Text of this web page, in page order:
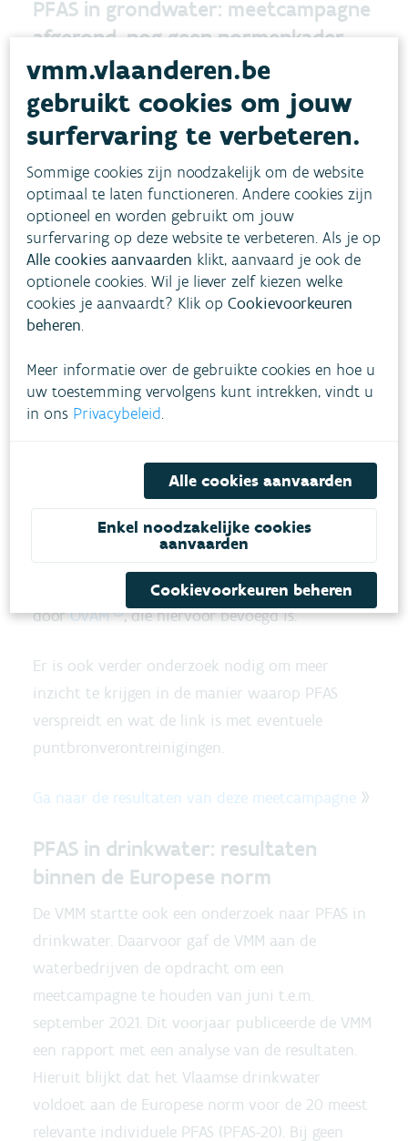
PFAS in grondwater: meetcampagne
afgerond, nog geen normenkader
Naast het onderzoek in waterlopen startte de
VMM in het voorjaar van 2022 ook - voor het
eerst - een meetcampagne naar PFAS in het
freatisch grondwater
staat het nauwst in contact met andere
compartimenten zoals bodem, lucht en
oppervlaktewater die een rol kunnen spelen in
de verspreiding van PFAS.
Er is diffuse verontreiniging vastgelegd in het
is vastgesteld, kunnen we de ernst er van nog
niet voldoende inschatten. Met diffuse
verontreiniging wordt een verspreiding bedoeld
aangeduid. Dat is in tegenstelling tot een
puntverontreiniging waarbij bv. sprake is van
hotspot
aan verontreinigingen afkomstig
van een gekende puntbron. Dergelijke
puntverontreinigingen worden verder opgevolgd
doorOVAM , die hiervoor bevoegd is.
Er is ook verder onderzoek nodig om meer
inzicht te krijgen in de manier waarop PFAS
verspreidt en wat de link is met eventuele
puntbronverontreinigingen.
Ga naar de resultaten van deze meetcampagne »
PFAS in drinkwater: resultaten
binnen de Europese norm
De VMM startte ook een onderzoek naar PFAS in
drinkwater. Daarvoor gaf de VMM aan de
waterbedrijven de opdracht om een
meetcampagne te houden van juni t.e.m.
september 2021. Dit voorjaar publiceerde de VMM
een rapport met een analyse van de resultaten.
Hieruit blijkt dat het Vlaamse drinkwater
voldoet aan de Europese norm voor de 20 meest
relevante individuele PFAS (PFAS-20). Bij geen
vmm.vlaanderen.be
gebruikt cookies om jouw
surfervaring te verbeteren.
Sommige cookies zijn noodzakelijk om de website
optimaal te laten functioneren. Andere cookies zijn
optioneel en worden gebruikt om jouw
surfervaring op deze website te verbeteren. Als je op
Alle cookies aanvaarden klikt, aanvaard je ook de
optionele cookies. Wil je liever zelf kiezen welke
cookies je aanvaardt? Klik opCookievoorkeuren
beheren.
Meer informatie over de gebruikte cookies en hoe u
uw toestemming vervolgens kunt intrekken, vindt u
in ons Privacybeleid.
Alle cookies aanvaarden
Enkel noodzakelijke cookies
aanvaarden
Cookievoorkeuren beheren